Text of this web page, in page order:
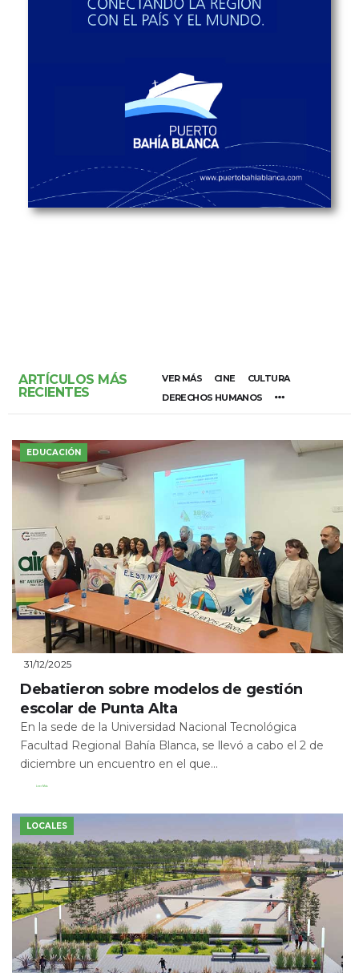
ARTÍCULOS MÁS
RECIENTES
VER MÁS CINE
CULTURA
DERECHOS HUMANOS
EDUCACIÓN
31/12/2025
Debatieron sobre modelos de gestión
escolar de Punta Alta
En la sede de la Universidad Nacional Tecnológica
Facultad Regional Bahía Blanca, se llevó a cabo el 2 de
diciembre un encuentro en el que...
Leer Más
LOCALES